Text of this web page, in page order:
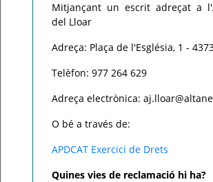
Mitjançant un escrit adreçat a
del Lloar
Adreça: Plaça de l'Església, 1 -
Telèfon: 977 264 629
Adreça electrònica:
O bé a través de:
APDCAT Exercici de Drets
Quines vies de reclamació hi ha?